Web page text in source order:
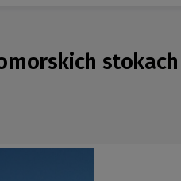
stokach